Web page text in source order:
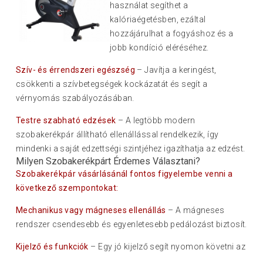
használat segíthet a
kalóriaégetésben, ezáltal
hozzájárulhat a fogyáshoz és a
jobb kondíció eléréséhez.
Szív- és érrendszeri egészség – Javítja a keringést,
csökkenti a szívbetegségek kockázatát és segít a
vérnyomás szabályozásában.
Testre szabható edzések – A legtöbb modern
szobakerékpár állítható ellenállással rendelkezik, így
mindenki a saját edzettségi szintjéhez igazíthatja az edzést.
Milyen Szobakerékpárt Érdemes Választani?
Szobakerékpár vásárlásánál fontos figyelembe venni a
következő szempontokat:
Mechanikus vagy mágneses ellenállás – A mágneses
rendszer csendesebb és egyenletesebb pedálozást biztosít.
Kijelző és funkciók – Egy jó kijelző segít nyomon követni az